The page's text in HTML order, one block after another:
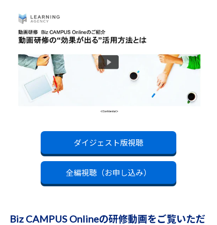
ダイジェスト版視聴
全編視聴（お申し込み）
Biz CAMPUS Onlineの研修動画をご覧いただ